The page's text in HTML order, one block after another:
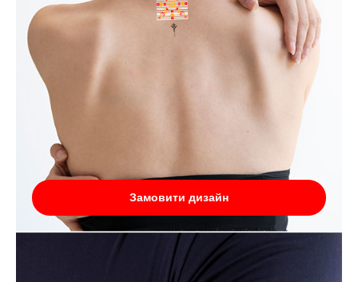
Замовити дизайн